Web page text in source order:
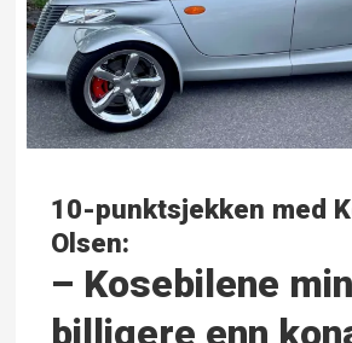
10-punktsjekken med
Olsen:
– Kosebilene